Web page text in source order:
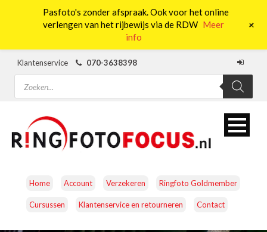
Klantenservice
070-3638398
Producten
zoeken
Home Account Verzekeren Ringfoto Goldmember
Cursussen Klantenservice en retourneren Contact
Pasfoto's zonder afspraak. Ook voor het online
verlengen van het rijbewijs via de RDW Meer
info
+